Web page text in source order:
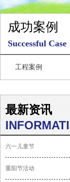
成功案例
Successful Case
工程案例
最新资讯
六一儿童节
重阳节活动